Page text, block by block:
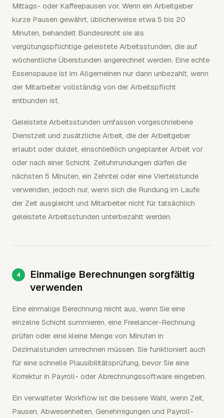
Mittags- oder Kaffeepausen vor. Wenn ein Arbeitgeber
kurze Pausen gewährt, üblicherweise etwa 5 bis 20
Minuten, behandelt Bundesrecht sie als
vergütungspflichtige geleistete Arbeitsstunden, die auf
wöchentliche Überstunden angerechnet werden. Eine echte
Essenspause ist im Allgemeinen nur dann unbezahlt, wenn
der Mitarbeiter vollständig von der Arbeitspflicht
entbunden ist.
Geleistete Arbeitsstunden umfassen vorgeschriebene
Dienstzeit und zusätzliche Arbeit, die der Arbeitgeber
erlaubt oder duldet, einschließlich ungeplanter Arbeit vor
oder nach einer Schicht. Zeituhrrundungen dürfen die
nächsten 5 Minuten, ein Zehntel oder eine Viertelstunde
verwenden, jedoch nur, wenn sich die Rundung im Laufe
der Zeit ausgleicht und Mitarbeiter nicht für tatsächlich
geleistete Arbeitsstunden unterbezahlt werden.
Einmalige Berechnungen sorgfältig
verwenden
Eine einmalige Berechnung reicht aus, wenn Sie eine
einzelne Schicht summieren, eine Freelancer-Rechnung
prüfen oder eine kleine Menge von Minuten in
Dezimalstunden umrechnen müssen. Sie funktioniert auch
für eine schnelle Plausibilitätsprüfung, bevor Sie eine
Korrektur in Payroll- oder Abrechnungssoftware eingeben.
Ein verwalteter Workflow ist die bessere Wahl, wenn Zeit,
Pausen, Abwesenheiten, Genehmigungen und Payroll-